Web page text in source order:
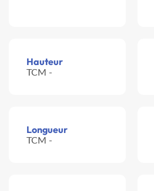
Hauteur
TCM -
Longueur
TCM -